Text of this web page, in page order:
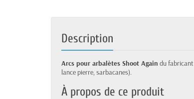
Description
Arcs pour arbalètes Shoot Again du fabricant
lance pierre, sarbacanes).
À propos de ce produit